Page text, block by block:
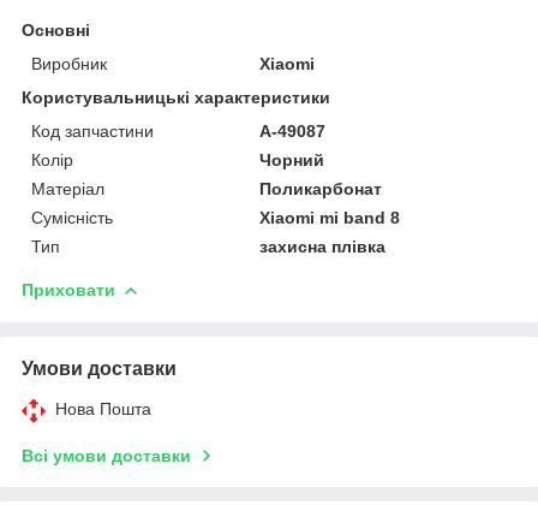
Основні
Виробник
Xiaomi
Користувальницькі характеристики
Код запчастини
A-49087
Колір
Чорний
Матеріал
Поликарбонат
Сумісність
Xiaomi mi band 8
Тип
захисна плівка
Приховати
Умови доставки
Нова Пошта
Всі умови доставки